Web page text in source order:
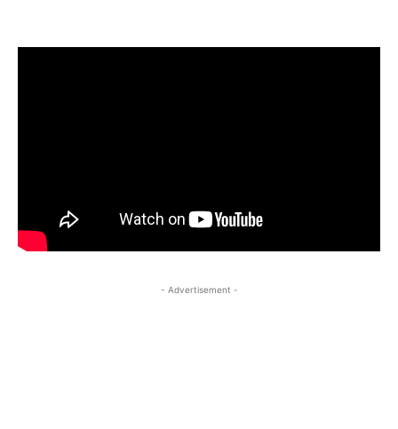
- Advertisement -